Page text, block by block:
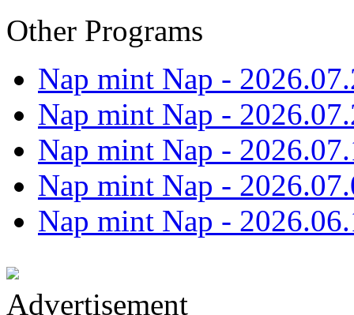
Other Programs
Nap mint Nap -
Nap mint Nap -
Nap mint Nap -
Nap mint Nap -
Nap mint Nap -
Advertisement